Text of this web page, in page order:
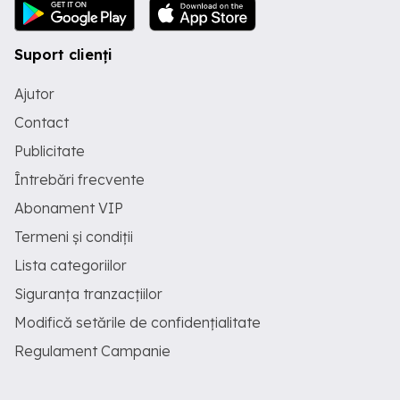
Suport clienți
Ajutor
Contact
Publicitate
Întrebări frecvente
Abonament VIP
Termeni și condiții
Lista categoriilor
Siguranța tranzacțiilor
Modifică setările de confidențialitate
Regulament Campanie